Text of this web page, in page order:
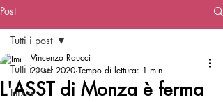
Post
Tutti i post
Inizia
Tutti i post
L'ASST di Monza è ferma
Vincenzo Raucci
21 set 2020 Tempo di lettura: 1 min